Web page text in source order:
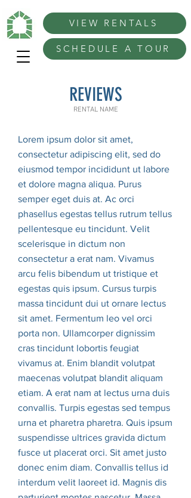
VIEW RENTALS
SCHEDULE A TOUR
REVIEWS
RENTAL NAME
Lorem ipsum dolor sit amet,
consectetur adipiscing elit, sed do
eiusmod tempor incididunt ut labore
et dolore magna aliqua. Purus
semper eget duis at. Ac orci
phasellus egestas tellus rutrum tellus
pellentesque eu tincidunt. Velit
scelerisque in dictum non
consectetur a erat nam. Vivamus
arcu felis bibendum ut tristique et
egestas quis ipsum. Cursus turpis
massa tincidunt dui ut ornare lectus
sit amet. Fermentum leo vel orci
porta non. Ullamcorper dignissim
cras tincidunt lobortis feugiat
vivamus at. Enim blandit volutpat
maecenas volutpat blandit aliquam
etiam. A erat nam at lectus urna duis
convallis. Turpis egestas sed tempus
urna et pharetra pharetra. Quis ipsum
suspendisse ultrices gravida dictum
fusce ut placerat orci. Sit amet justo
donec enim diam. Convallis tellus id
interdum velit laoreet id. Magnis dis